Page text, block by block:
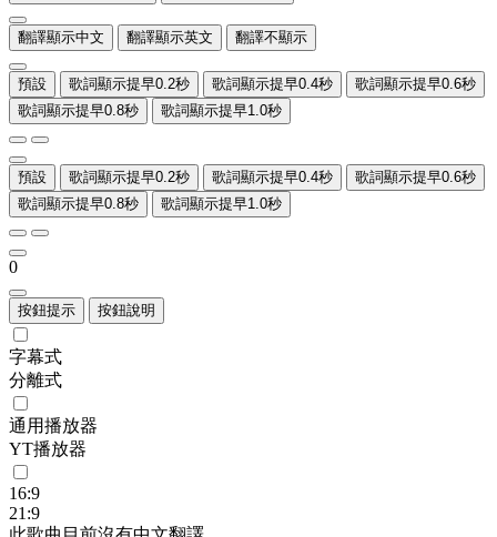
翻譯顯示中文 翻譯顯示英文 翻譯不顯示
預設 歌詞顯示提早0.2秒 歌詞顯示提早0.4秒
歌詞顯示提早0.6秒
歌詞顯示提早0.8秒
歌詞顯示提早1.0秒
預設 歌詞顯示提早0.2秒 歌詞顯示提早0.4秒
歌詞顯示提早0.6秒
歌詞顯示提早0.8秒
歌詞顯示提早1.0秒
0
按鈕提示 按鈕說明
字幕式
分離式
通用播放器
YT播放器
16:9
21:9